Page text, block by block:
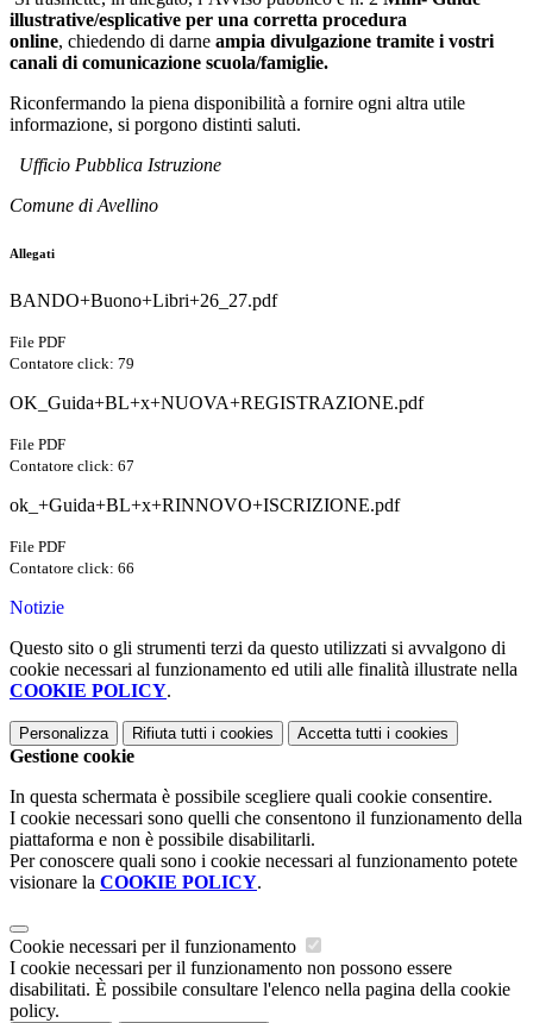
illustrative/esplicative per una corretta procedura
online, chiedendo di darne ampia divulgazione tramite i vostri
canali di comunicazione scuola/famiglie.
Riconfermando la piena disponibilità a fornire ogni altra utile
informazione, si porgono distinti saluti.
Ufficio Pubblica Istruzione
Comune di Avellino
Allegati
BANDO+Buono+Libri+26_27.pdf
File PDF
Contatore click: 79
OK_Guida+BL+x+NUOVA+REGISTRAZIONE.pdf
File PDF
Contatore click: 67
ok_+Guida+BL+x+RINNOVO+ISCRIZIONE.pdf
File PDF
Contatore click: 66
Notizie
Questo sito o gli strumenti terzi da questo utilizzati si avvalgono di
cookie necessari al funzionamento ed utili alle finalità illustrate nella
COOKIE POLICY.
Personalizza Rifiuta tutti i cookies Accetta tutti i cookies
Gestione cookie
In questa schermata è possibile scegliere quali cookie consentire.
I cookie necessari sono quelli che consentono il funzionamento della
piattaforma e non è possibile disabilitarli.
Per conoscere quali sono i cookie necessari al funzionamento potete
visionare la COOKIE POLICY.
Cookie necessari per il funzionamento
I cookie necessari per il funzionamento non possono essere
disabilitati. È possibile consultare l'elenco nella pagina della cookie
policy.